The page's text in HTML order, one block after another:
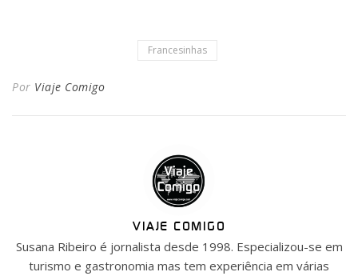
Francesinhas
Por Viaje Comigo
VIAJE COMIGO
Susana Ribeiro é jornalista desde 1998. Especializou-se em
turismo e gastronomia mas tem experiência em várias